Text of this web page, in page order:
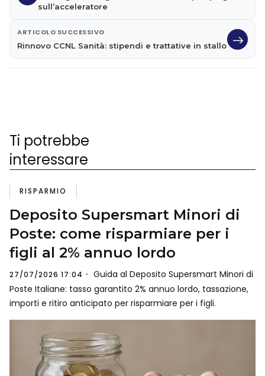
sull’acceleratore
ARTICOLO SUCCESSIVO
Rinnovo CCNL Sanità: stipendi e trattative in stallo
Ti potrebbe
interessare
RISPARMIO
Deposito Supersmart Minori di
Poste: come risparmiare per i
figli al 2% annuo lordo
27/07/2026 17:04
Guida al Deposito Supersmart Minori di
Poste Italiane: tasso garantito 2% annuo lordo, tassazione,
importi e ritiro anticipato per risparmiare per i figli.